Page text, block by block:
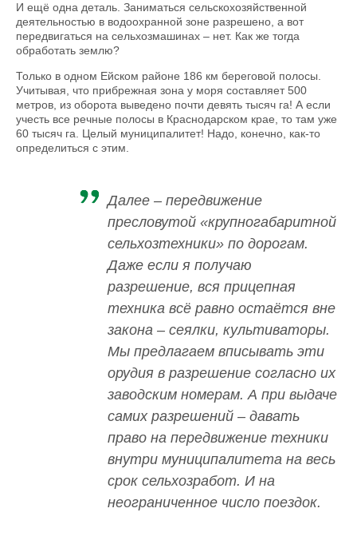
И ещё одна деталь. Заниматься сельскохозяйственной
деятельностью в водоохранной зоне разрешено, а вот
передвигаться на сельхозмашинах – нет. Как же тогда
обработать землю?
Только в одном Ейском районе 186 км береговой полосы.
Учитывая, что прибрежная зона у моря составляет 500
метров, из оборота выведено почти девять тысяч га! А если
учесть все речные полосы в Краснодарском крае, то там уже
60 тысяч га. Целый муниципалитет! Надо, конечно, как-то
определиться с этим.
Далее – передвижение
пресловутой «крупногабаритной
сельхозтехники» по дорогам.
Даже если я получаю
разрешение, вся прицепная
техника всё равно остаётся вне
закона – сеялки, культиваторы.
Мы предлагаем вписывать эти
орудия в разрешение согласно их
заводским номерам. А при выдаче
самих разрешений – давать
право на передвижение техники
внутри муниципалитета на весь
срок сельхозработ. И на
неограниченное число поездок.